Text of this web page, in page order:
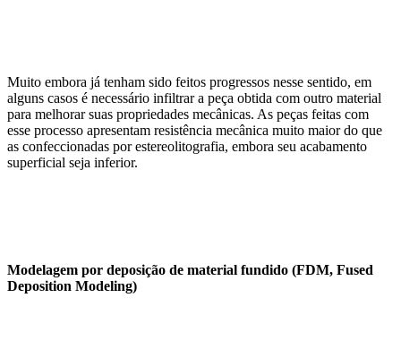
Muito embora já tenham sido feitos progressos nesse sentido, em
alguns casos é necessário infiltrar a peça obtida com outro material
para melhorar suas propriedades mecânicas. As peças feitas com
esse processo apresentam resistência mecânica muito maior do que
as confeccionadas por estereolitografia, embora seu acabamento
superficial seja inferior.
Modelagem por deposição de material fundido (FDM, Fused
Deposition Modeling)